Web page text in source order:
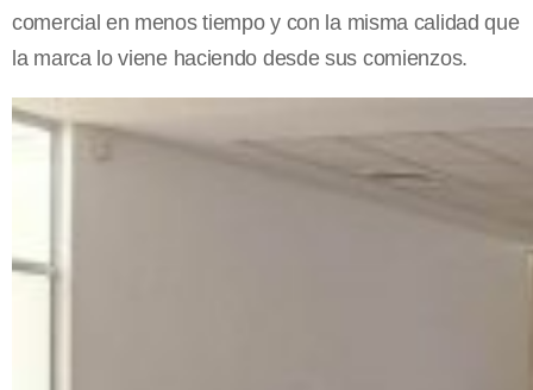
comercial en menos tiempo y con la misma calidad que
la marca lo viene haciendo desde sus comienzos.